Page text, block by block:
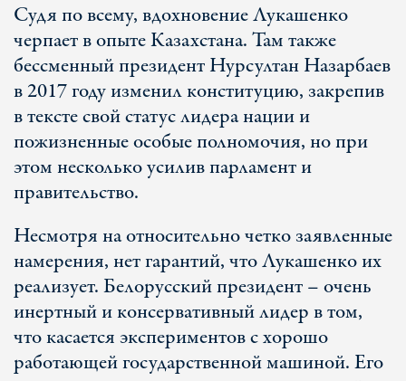
Судя по всему, вдохновение Лукашенко
черпает в опыте Казахстана. Там также
бессменный президент Нурсултан Назарбаев
в 2017 году изменил конституцию, закрепив
в тексте свой статус лидера нации и
пожизненные особые полномочия, но при
этом несколько усилив парламент и
правительство.
Несмотря на относительно четко заявленные
намерения, нет гарантий, что Лукашенко их
реализует. Белорусский президент – очень
инертный и консервативный лидер в том,
что касается экспериментов с хорошо
работающей государственной машиной. Его